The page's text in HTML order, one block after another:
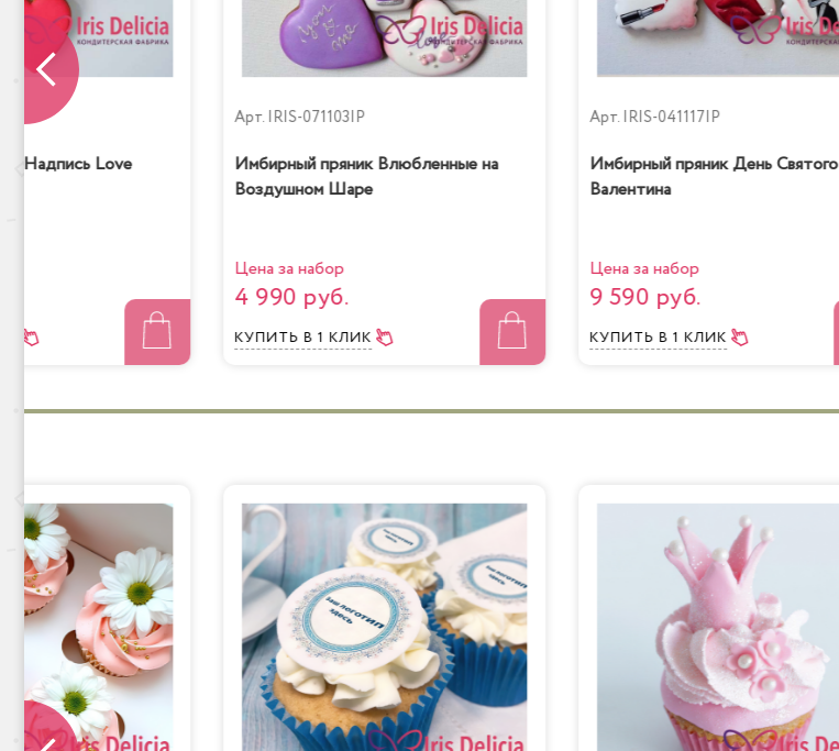
Надпись Love
Арт. IRIS-071103IP
Имбирный пряник Влюбленные на
Воздушном Шаре
Цена за набор
4 990 руб.
КУПИТЬВ 1 КЛИК
Арт. IRIS-041117IP
Имбирный пряник День Святого
Валентина
Цена за набор
9 590 руб.
КУПИТЬ В 1 КЛИК